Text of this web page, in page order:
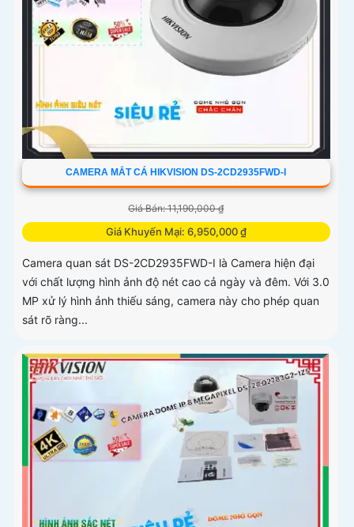
CAMERA MẮT CÁ HIKVISION DS-2CD2935FWD-I
Giá Bán: 11,190,000 ₫
Giá Khuyến Mại: 6,950,000 ₫
Camera quan sát DS-2CD2935FWD-I là Camera hiện đại
với chất lượng hình ảnh độ nét cao cả ngày và đêm. Với 3.0
MP xử lý hình ảnh thiếu sáng, camera này cho phép quan
sát rõ ràng...